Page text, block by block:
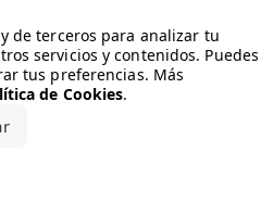
de terceros para analizar tu
servicios y contenidos. Puedes
tus preferencias. Más
de Cookies.
the brand